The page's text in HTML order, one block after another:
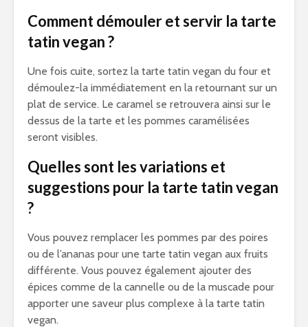
Comment démouler et servir la tarte
tatin vegan ?
Une fois cuite, sortez la tarte tatin vegan du four et
démoulez-la immédiatement en la retournant sur un
plat de service. Le caramel se retrouvera ainsi sur le
dessus de la tarte et les pommes caramélisées
seront visibles.
Quelles sont les variations et
suggestions pour la tarte tatin vegan
?
Vous pouvez remplacer les pommes par des poires
ou de l’ananas pour une tarte tatin vegan aux fruits
différente. Vous pouvez également ajouter des
épices comme de la cannelle ou de la muscade pour
apporter une saveur plus complexe à la tarte tatin
vegan.